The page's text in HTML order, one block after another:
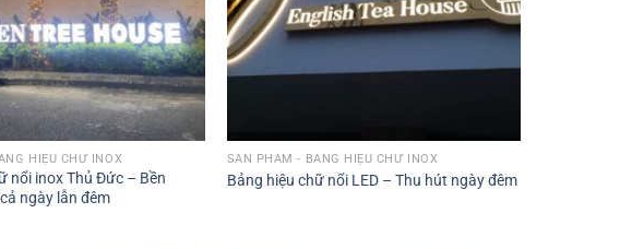
HIỆU CHỮ INOX
nổi inox Thủ Đức – Bền
ngày lẫn đêm
SẢN PHẨM - BẢNG HIỆU CHỮ INOX
Bảng hiệu chữ nổi LED – Thu hút ngày đêm